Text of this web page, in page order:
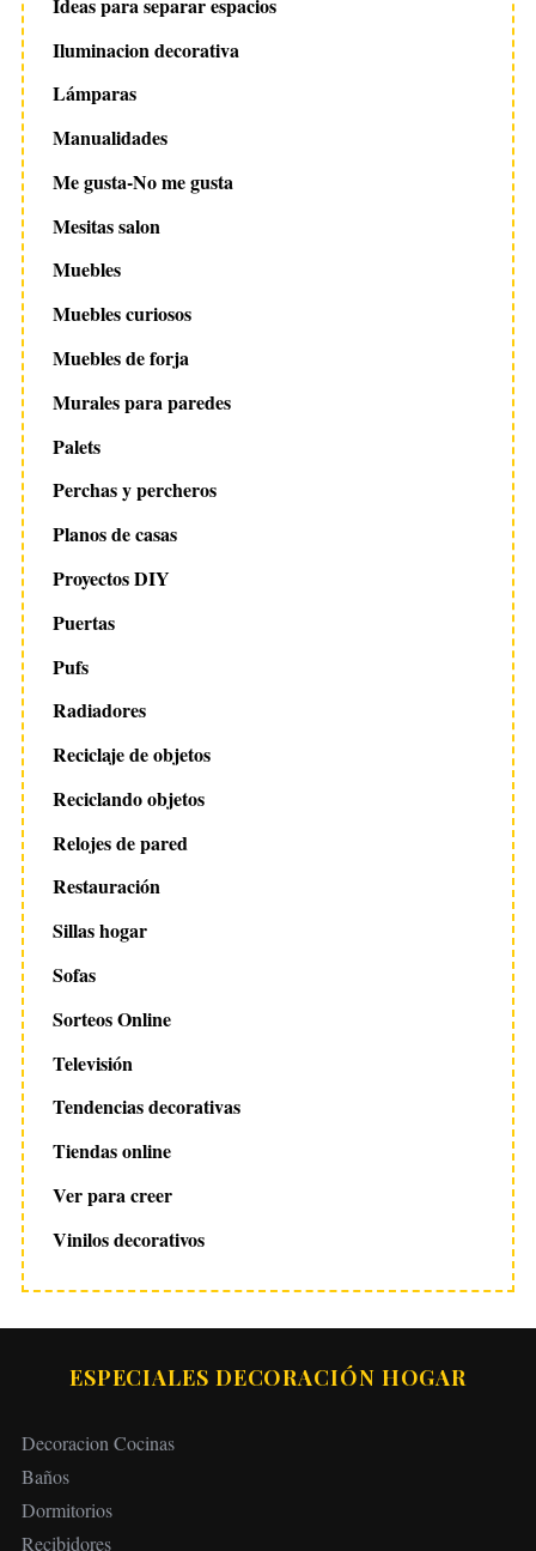
Iluminacion decorativa
Lámparas
Manualidades
Me gusta-No me gusta
Mesitas salon
Muebles
Muebles curiosos
Muebles de forja
Murales para paredes
Palets
Perchas y percheros
Planos de casas
Proyectos DIY
Puertas
Pufs
Radiadores
Reciclaje de objetos
Reciclando objetos
Relojes de pared
Restauración
Sillas hogar
Sofas
Sorteos Online
Televisión
Tendencias decorativas
Tiendas online
Ver para creer
Vinilos decorativos
ESPECIALES DECORACIÓN HOGAR
Decoracion Cocinas
Baños
Dormitorios
Recibidores